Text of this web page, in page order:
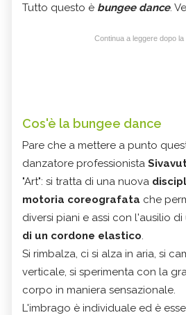
Tutto questo è bungee dance.
Continua a leggere dopo la
Cos'è la bungee dance
Pare che a mettere a punto
danzatore professionista
"Art": si tratta di una nuova
motoria coreografata che
diversi piani e assi con l'ausilio di
di un cordone elastico.
Si rimbalza, ci si alza in aria, si
verticale, si sperimenta con la
corpo in maniera sensazionale.
L'imbrago è individuale ed è